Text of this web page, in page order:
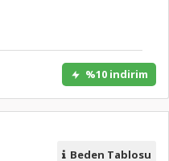
%10 indirim
Beden Tablosu